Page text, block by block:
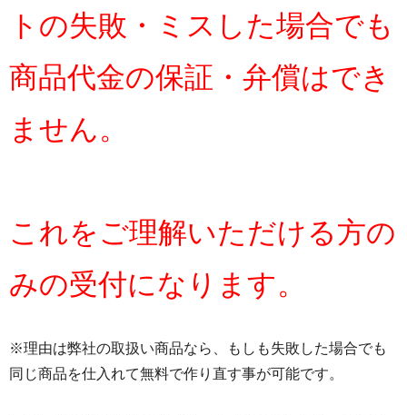
トの失敗・ミスした場合でも
商品代金の保証・弁償はでき
ません。
これをご理解いただける方の
みの受付になります。
※理由は弊社の取扱い商品なら、もしも失敗した場合でも
同じ商品を仕入れて無料で作り直す事が可能です。